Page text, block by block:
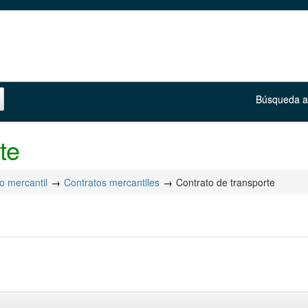
Búsqueda
mercantil Contratos mercantiles Contrato de transporte